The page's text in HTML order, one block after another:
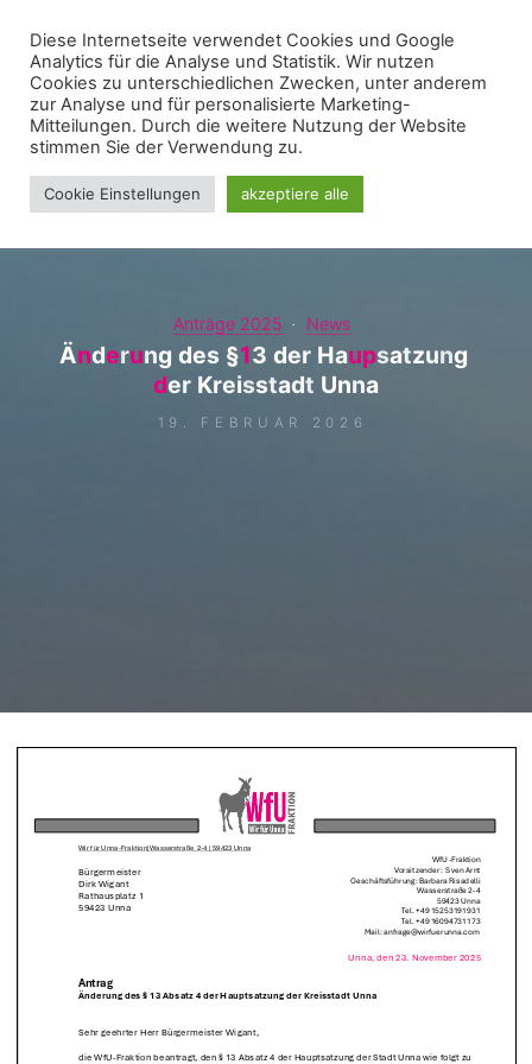
Inhalt
springen
WIR FÜR UNNA - FRAKTION
Anträge 2025 News
Än
nde
eru
ung des §1
13 der Haup
psatzung
d
der Kreisstadt Unna
19. FEBRUAR 2026
Diese Internetseite verwendet Cookies und Google
Analytics für die Analyse und Statistik. Wir nutzen
Cookies zu unterschiedlichen Zwecken, unter anderem
zur Analyse und für personalisierte Marketing-
Mitteilungen. Durch die weitere Nutzung der Website
stimmen Sie der Verwendung zu.
Cookie Einstellungen akzeptiere alle